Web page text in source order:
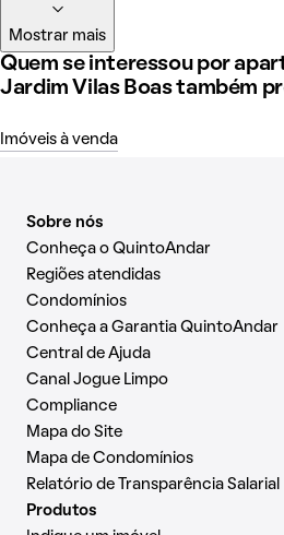
Mostrar mais
Quem se interessou por
Jardim Vilas Boas também
Imóveis à venda
Sobre nós
Conheça o QuintoAndar
Regiões atendidas
Condomínios
Conheça a Garantia QuintoAndar
Central de Ajuda
Canal Jogue Limpo
Compliance
Mapa do Site
Mapa de Condomínios
Relatório de Transparência Salarial
Produtos